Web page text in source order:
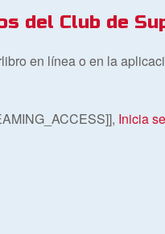
del Club de
en línea o en la
Inicia